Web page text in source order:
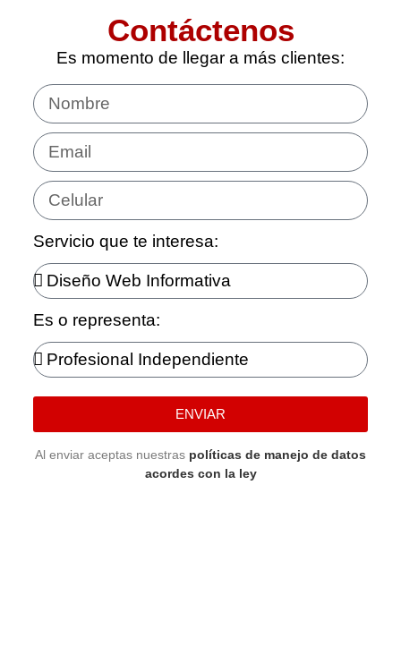
Contáctenos
Es momento de llegar a más clientes:
Servicio que te interesa:
Es o representa:
ENVIAR
Al enviar aceptas nuestras políticas de manejo de datos
acordes con la ley